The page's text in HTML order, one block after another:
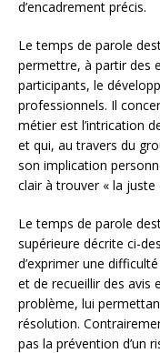
d’encadrement précis.
Le temps de parole
permettre, à partir des
participants, le
professionnels. Il
métier est l’intrication
et qui, au travers du
son implication
clair à trouver « la juste
Le temps de parole
supérieure décrite ci-
d’exprimer une
et de recueillir des avis
problème, lui
résolution.
pas la prévention d’un